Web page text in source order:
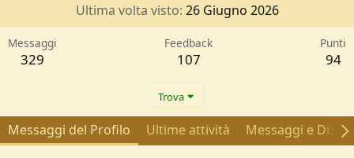
Ultima volta visto 26 Giugno 2026
Messaggi
329
Feedback
107
Punti
94
Trova
Messaggi del Profilo Ultime attività Messaggi e